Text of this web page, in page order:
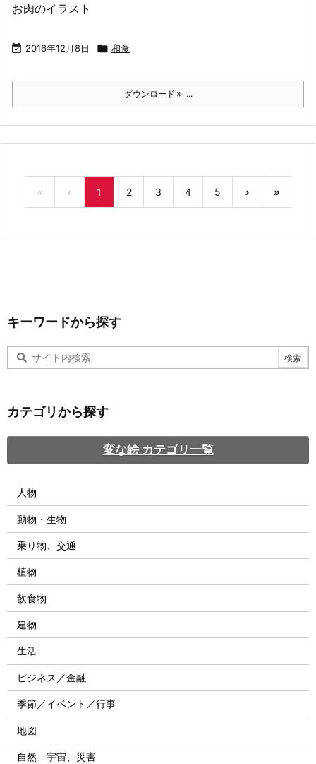
お肉のイラスト
 2016年12月8日  和食
ダウンロード ...
« ‹ 1 2 3 4 5 › »
キーワードから探す
カテゴリから探す
変な絵 カテゴリ一覧
人物
動物・生物
乗り物、交通
植物
飲食物
建物
生活
ビジネス／金融
季節／イベント／行事
地図
自然、宇宙、災害